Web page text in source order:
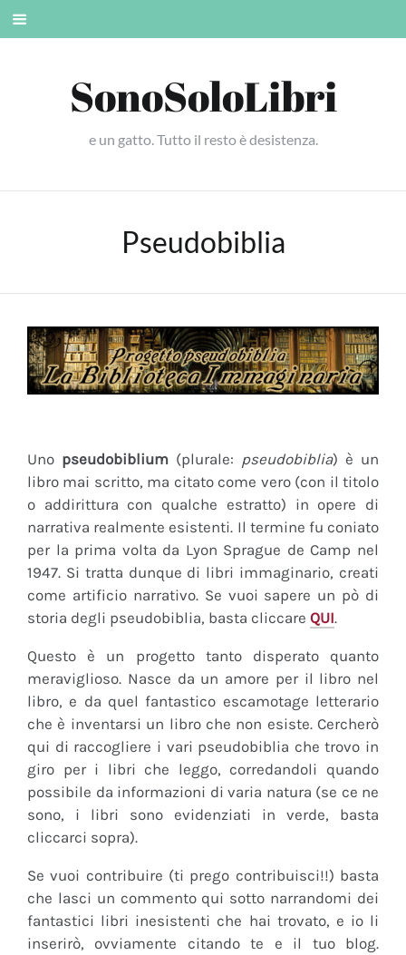
Skip
SonoSoloLibri
e un gatto. Tutto il resto è desistenza.
Pseudobiblia
Uno pseudobiblium (plurale: pseudobiblia) è un
libro mai scritto, ma citato come vero (con il titolo
o addirittura con qualche estratto) in opere di
narrativa realmente esistenti. Il termine fu coniato
per la prima volta da Lyon Sprague de Camp nel
1947. Si tratta dunque di libri immaginario, creati
come artificio narrativo. Se vuoi sapere un pò di
storia degli pseudobiblia, basta cliccare QUI.
Questo è un progetto tanto disperato quanto
meraviglioso. Nasce da un amore per il libro nel
libro, e da quel fantastico escamotage letterario
che è inventarsi un libro che non esiste. Cercherò
qui di raccogliere i vari pseudobiblia che trovo in
giro per i libri che leggo, corredandoli quando
possibile da informazioni di varia natura (se ce ne
sono, i libri sono evidenziati in verde, basta
cliccarci sopra).
Se vuoi contribuire (ti prego contribuisci!!) basta
che lasci un commento qui sotto narrandomi dei
fantastici libri inesistenti che hai trovato, e io li
inserirò, ovviamente citando te e il tuo blog.